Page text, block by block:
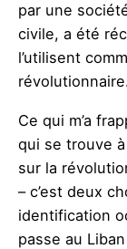
par une
civile, a été
l’utilisent
Ce qui m’a
qui se trouve
sur la
– c’est deux
identification
passe au